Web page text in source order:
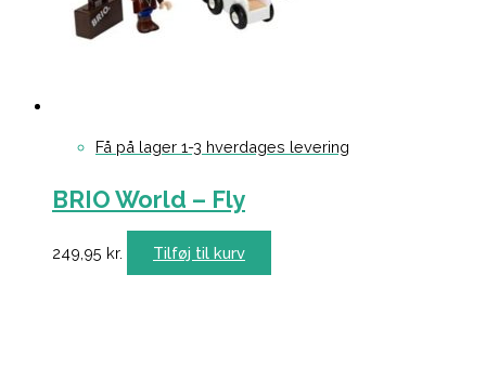
Få på lager 1-3 hverdages levering
BRIO World – Fly
249,95 kr. Tilføj til kurv